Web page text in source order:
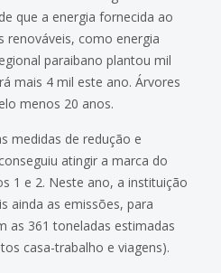
que a energia fornecida ao
renováveis, como energia
paraibano plantou mil
mais 4 mil este ano. Árvores
menos 20 anos.
medidas de redução e
atingir a marca do
1 e 2. Neste ano, a instituição
ainda as emissões, para
as 361 toneladas estimadas
casa-trabalho e viagens).